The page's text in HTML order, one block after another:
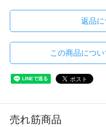
返品に
この商品につ
売れ筋商品